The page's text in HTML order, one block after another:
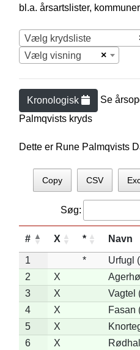
bl.a. årsartslister,
Vælg krydsliste
×
Vælg visning
Kronologisk Se
Palmqvists kryds
Dette er Rune Palmqvists
Copy CSV
Søg:
# X * Navn
1 *
Urfugl
2
X
3
X
Vagtel
4
X
Fasan
5
X
6
X